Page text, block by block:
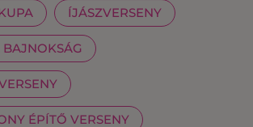
ÍJÁSZVERSENY
BAJNOKSÁG
ÉPÍTŐ VERSENY